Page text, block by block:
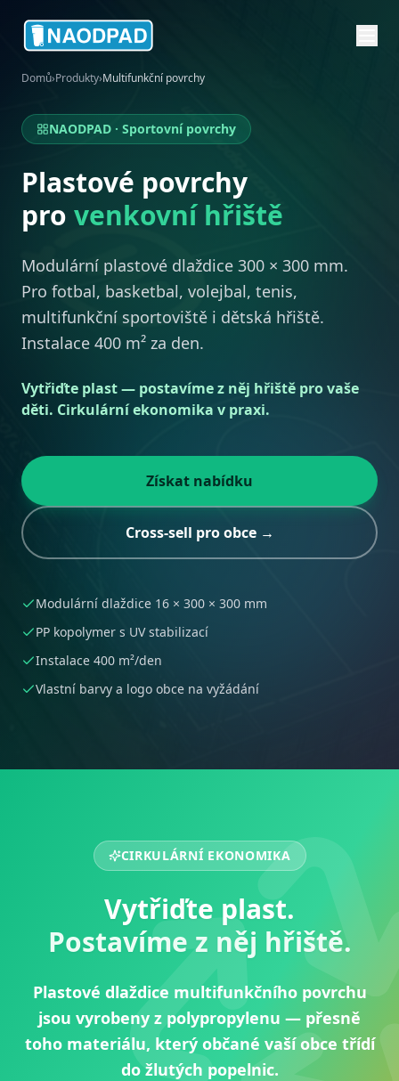
Domů›Produkty›Multifunkční povrchy
NAODPAD · Sportovní povrchy
Plastové povrchy
pro venkovní hřiště
Modulární plastové dlaždice 300 × 300 mm.
Pro fotbal, basketbal, volejbal, tenis,
multifunkční sportoviště i dětská hřiště.
Instalace 400 m² za den.
Vytřiďte plast — postavíme z něj hřiště pro vaše
děti. Cirkulární ekonomika v praxi.
Získat nabídku
Cross-sell pro obce →
Modulární dlaždice 16 × 300 × 300 mm
PP kopolymer s UV stabilizací
Instalace 400 m²/den
Vlastní barvy a logo obce na vyžádání
CIRKULÁRNÍ EKONOMIKA
Vytřiďte plast.
Postavíme z něj hřiště.
Plastové dlaždice multifunkčního povrchu
jsou vyrobeny z polypropylenu — přesně
toho materiálu, který občané vaší obce třídí
do žlutých popelnic.